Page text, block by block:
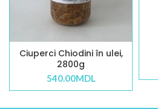
Ciuperci Chiodini în ulei,
2800g
540.00MDL